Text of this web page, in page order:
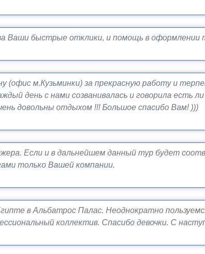
Ваши быстрые отклики, и помощь в оформлении
м.Кузьминки) за прекрасную работу и
день с нами созванивалась и говорила есть
довольны отдыхом !!! Большое спасибо Вам! )))
Если и в дальнейшем данный тур будет
только Вашей компании.
в Альбатрос Палас. Неоднократно
коллектив. Спасибо девочки. С